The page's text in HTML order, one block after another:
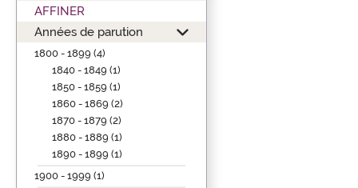
AFFINER
Années de parution
1800 - 1899 (4)
1840 - 1849 (1)
1850 - 1859 (1)
1860 - 1869 (2)
1870 - 1879 (2)
1880 - 1889 (1)
1890 - 1899 (1)
1900 - 1999 (1)